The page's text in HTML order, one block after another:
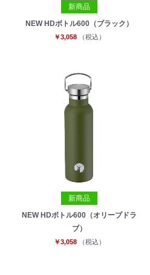
新商品
NEW HDボトル600（ブラック）
￥3,058 （税込）
新商品
NEW HDボトル600（オリーブドラ
ブ）
￥3,058 （税込）